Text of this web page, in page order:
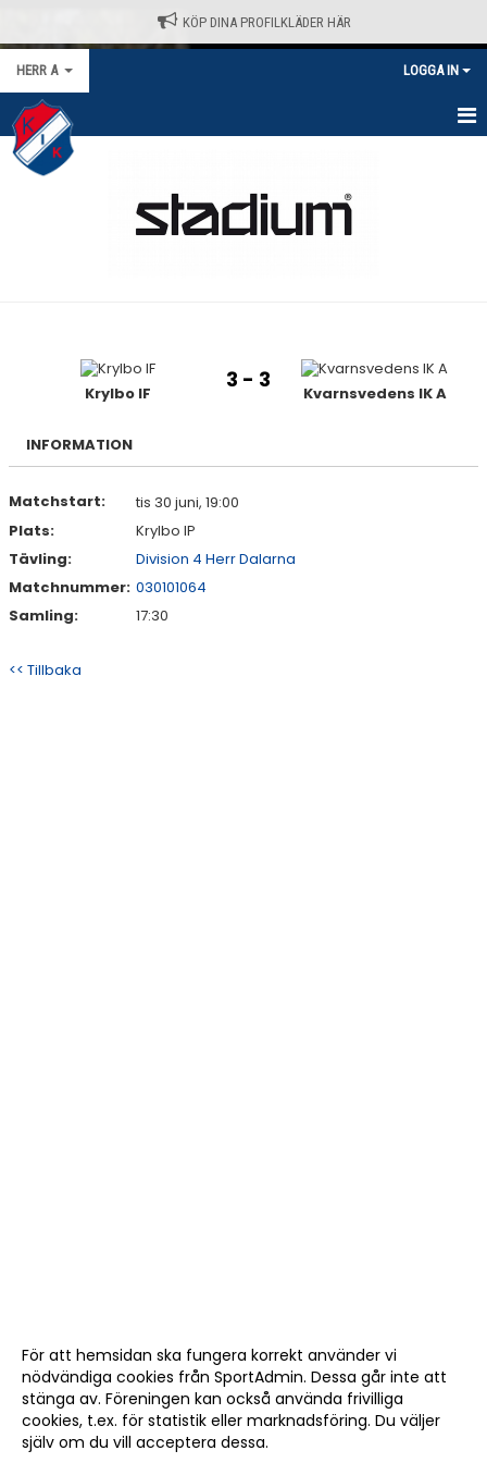
KÖP DINA PROFILKLÄDER HÄR
HERR A LOGGA IN
HEM
BILDGALLERI
DOKUMENT
Krylbo IF
3 - 3
Kvarnsvedens IK A
INFORMATION
Matchstart:
tis 30 juni, 19:00
Plats:
Krylbo IP
Tävling:
Division 4 Herr Dalarna
Matchnummer: 030101064
Samling:
17:30
<< Tillbaka
För att hemsidan ska fungera korrekt använder vi
nödvändiga cookies från SportAdmin. Dessa går inte att
stänga av. Föreningen kan också använda frivilliga
cookies, t.ex. för statistik eller marknadsföring. Du väljer
själv om du vill acceptera dessa.